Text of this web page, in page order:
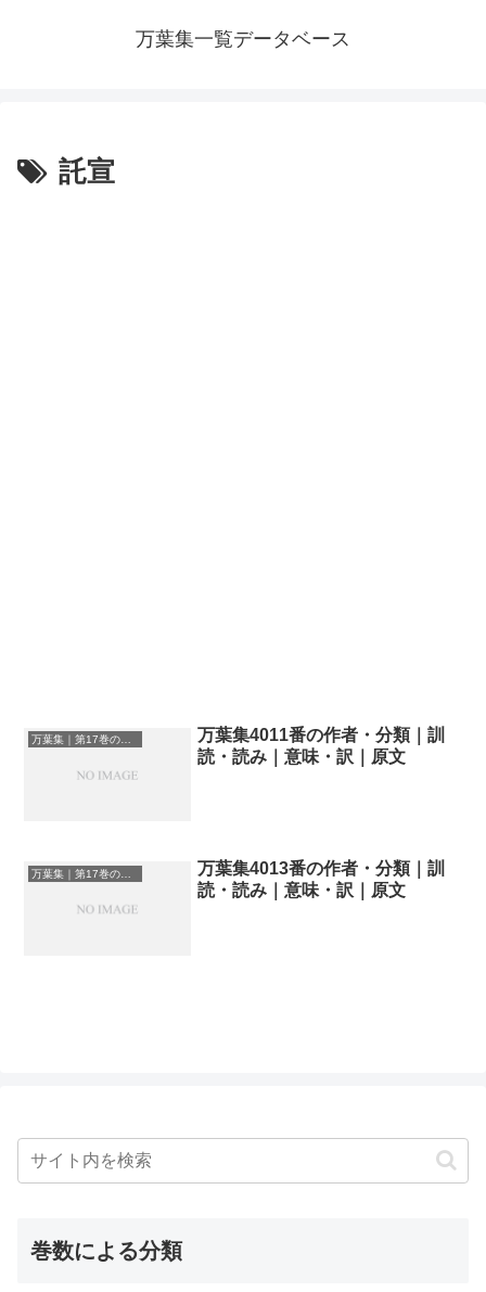
万葉集一覧データベース
託宣
万葉集｜第17巻の和歌一覧
万葉集4011番の作者・分類｜訓
読・読み｜意味・訳｜原文
万葉集｜第17巻の和歌一覧
万葉集4013番の作者・分類｜訓
読・読み｜意味・訳｜原文
巻数による分類